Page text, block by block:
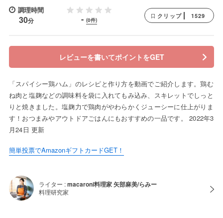
調理時間
30分 - (0件)
クリップ 1529
レビューを書いてポイントをGET
「スパイシー鶏ハム」のレシピと作り方を動画でご紹介します。鶏む
ね肉と塩麹などの調味料を袋に入れてもみ込み、スキレットでしっと
りと焼きました。塩麹力で鶏肉がやわらかくジューシーに仕上がりま
す！おつまみやアウトドアごはんにもおすすめの一品です。 2022年3
月24日 更新
簡単投票でAmazonギフトカードGET！
ライター :macaroni料理家 矢部麻美/らみー
料理研究家